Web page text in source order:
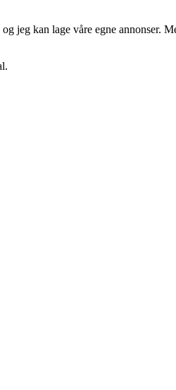
jeg kan lage våre egne annonser.